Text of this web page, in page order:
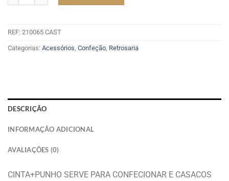
REF: 210065 CAST
Categorias: Acessórios Confeção Retrosaria
DESCRIÇÃO
INFORMAÇÃO ADICIONAL
AVALIAÇÕES (0)
CINTA+PUNHO SERVE PARA CONFECIONAR E CASACOS